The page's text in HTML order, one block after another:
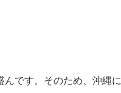
です。そのため、沖縄に